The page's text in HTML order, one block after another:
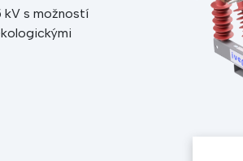
kV s možností